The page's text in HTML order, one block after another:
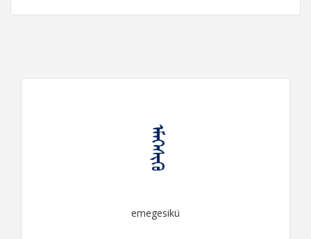
ᠡᠮᠡᠭᠡᠰᠢᠬᠦ
emegesikü